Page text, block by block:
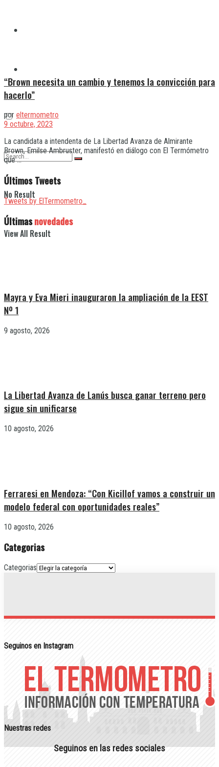
No Result
View All Result
“Brown necesita un cambio y tenemos la convicción para
hacerlo”
por eltermometro
9 octubre, 2023
La candidata a intendenta de La Libertad Avanza de Almirante
Brown, Emilse Ambruster, manifestó en diálogo con El Termómetro
que ...
Últimos Tweets
Tweets by ElTermometro_
Últimasnovedades
Mayra y Eva Mieri inauguraron la ampliación de la EEST
Nº 1
9 agosto, 2026
La Libertad Avanza de Lanús busca ganar terreno pero
sigue sin unificarse
10 agosto, 2026
Ferraresi en Mendoza: “Con Kicillof vamos a construir un
modelo federal con oportunidades reales”
10 agosto, 2026
Categorias
Categorias
Seguinos en Instagram
Nuestras redes
Seguinos en las redes sociales